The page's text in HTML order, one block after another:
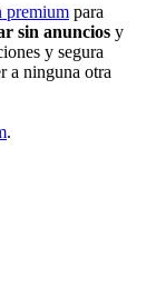
premium para
sin anuncios y
y segura
a ninguna otra
.